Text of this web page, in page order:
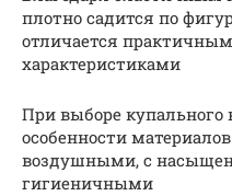
плотно садится по
отличается
характеристиками
При выборе
особенности
воздушными, с
гигиеничными